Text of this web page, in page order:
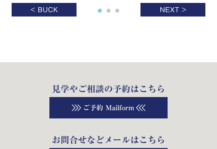
< BUCK NEXT >
見学やご相談の予約はこちら
ご予約 Mailform
お問合せなどメールはこちら